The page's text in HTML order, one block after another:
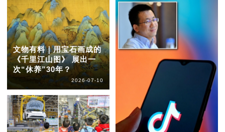
文物有料｜用宝石画成的
《千里江山图》 展出一
次“休养”30年？
2026-07-10